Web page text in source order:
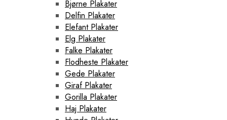
Bjørne Plakater
Delfin Plakater
Elefant Plakater
Elg Plakater
Falke Plakater
Flodheste Plakater
Gede Plakater
Giraf Plakater
Gorilla Plakater
Haj Plakater